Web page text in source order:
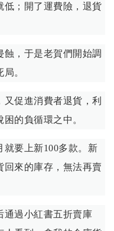
低；開了運費險，退貨
，于是老賀們開始調
。
促進消費者退貨，利
的負循環之中。
要上新100多款。新
回來的庫存，無法再賣
通過小紅書五折賣庫